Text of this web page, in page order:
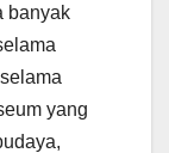
banyak
yang